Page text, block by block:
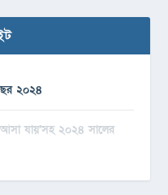
২০২৪
যায়’সহ ২০২৪ সালের